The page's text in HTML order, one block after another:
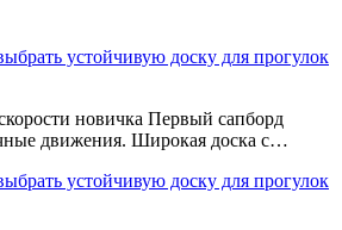
устойчивую доску для прогулок
новичка Первый сапборд
движения. Широкая доска с…
устойчивую доску для прогулок